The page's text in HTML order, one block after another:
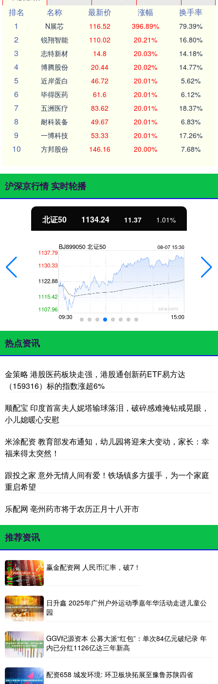
排名
名称 最新价 涨幅
换手率
1
N展芯 116.52 396.89% 79.39%
2 锐翔智能 110.02 20.21% 16.80%
3 志特新材 14.8 20.03% 14.18%
4 博腾股份 20.44 20.02% 14.77%
5 近岸蛋白 46.72 20.01% 5.62%
6 毕得医药 61.6 20.01% 6.12%
7 五洲医疗 83.62 20.01% 18.37%
8 耐科装备 49.67 20.01% 6.83%
9 一博科技 53.33 20.01% 17.26%
10 方邦股份 146.16 20.00% 7.68%
沪深京行情 实时轮播
北证50 1134.24 11.37 1.01%
热点资讯
金策略 港股医药板块走强，港股通创新药ETF易方达
（159316）标的指数涨超6%
顺配宝 印度首富夫人妮塔输球落泪，破碎感难掩钻戒晃眼，
小儿媳暖心安慰
米涂配资 教育部发布通知，幼儿园将迎来大变动，家长：幸
福来得太突然！
跟投之家 意外无情人间有爱！铁场镇多方援手，为一个家庭
重启希望
乐配网 亳州药市将于农历正月十八开市
推荐资讯
赢金配资网 人民币汇率，破7！
日升鑫 2025年广州户外运动季嘉年华活动走进儿童公
园
GGV纪源资本 公募大派“红包”：单次84亿元破纪录 年
内已分红1126亿达三年新高
配资658 城发环境: 环卫板块拓展至豫鲁苏陕四省